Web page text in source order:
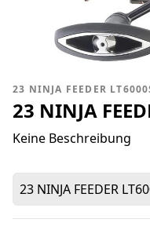
23 NINJA FEEDER
23 NINJA
Keine Beschreibung
23 NINJA FEEDER